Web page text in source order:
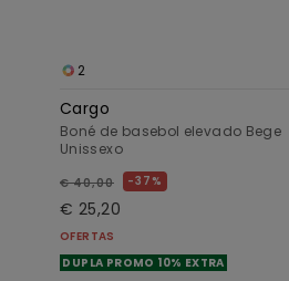
2
Cargo
Boné de basebol elevado Bege
Unissexo
€ 40,00 37%
€ 25,20
OFERTAS
DUPLA PROMO 10% EXTRA